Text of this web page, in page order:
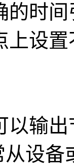
的时
上设
输出
设备